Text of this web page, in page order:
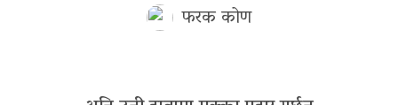
फरक कोण